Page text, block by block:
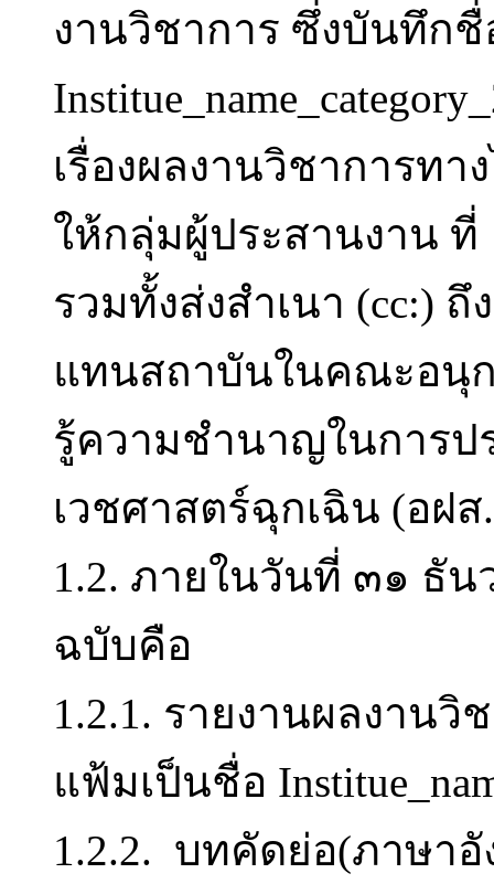
งานวิชาการ ซึ่งบันทึก
เรื่องผลงานวิชาการท
ให้กลุ่มผู้ประสานงาน
รวมทั้งส่งสำเนา (cc:)
แทนสถาบันในคณะอนุ
รู้ความชำนาญในการป
เวชศาสตร์ฉุกเฉิน (อฝ
1.2. ภายในวันที่ ๓๑ ธั
ฉบับคือ
1.2.1. รายงานผลงาน
แฟ้มเป็นชื่อ
1.2.2. บทคัดย่อ(ภาษา